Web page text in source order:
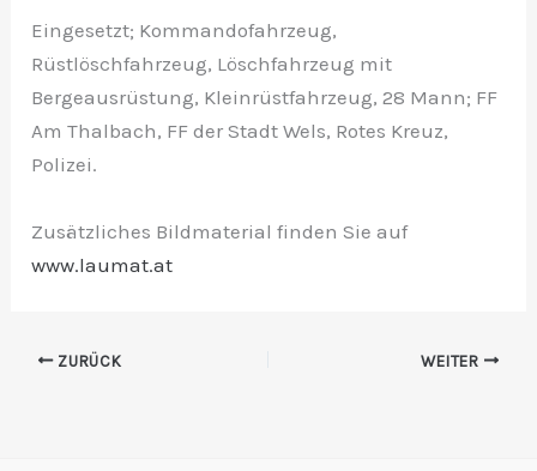
Eingesetzt; Kommandofahrzeug,
Rüstlöschfahrzeug, Löschfahrzeug mit
Bergeausrüstung, Kleinrüstfahrzeug, 28 Mann; FF
Am Thalbach, FF der Stadt Wels, Rotes Kreuz,
Polizei.
Zusätzliches Bildmaterial finden Sie auf
www.laumat.at
ZURÜCK WEITER